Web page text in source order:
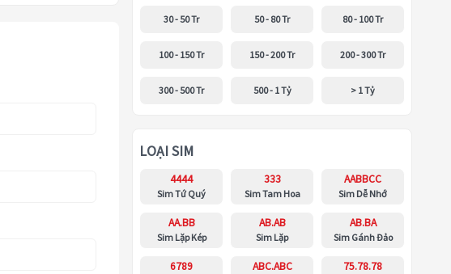
30 - 50 Tr 50 - 80 Tr 80 - 100 Tr
100 - 150 Tr 150 - 200 Tr 200 - 300 Tr
300 - 500 Tr 500 - 1 Tỷ > 1 Tỷ
LOẠI SIM
4444
Sim Tứ Quý
333
Sim Tam Hoa
AABBCC
Sim Dễ Nhớ
AA.BB
Sim Lặp Kép
AB.AB
Sim Lặp
AB.BA
Sim Gánh Đảo
6789 ABC.ABC 75.78.78